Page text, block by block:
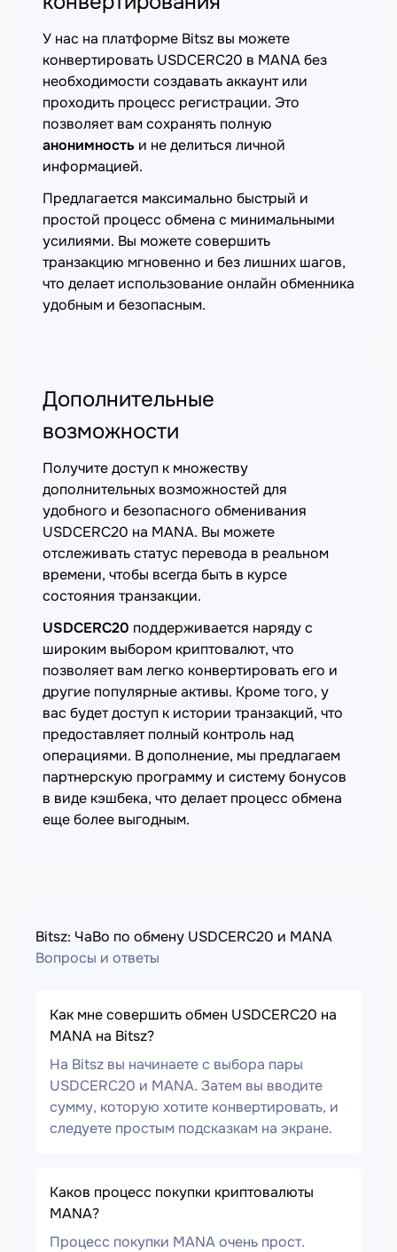
У нас на платформе Bitsz вы можете
конвертировать USDCERC20 в MANA без
необходимости создавать аккаунт или
проходить процесс регистрации. Это
позволяет вам сохранять полную
анонимность и не делиться личной
информацией.
Предлагается максимально быстрый и
простой процесс обмена с минимальными
усилиями. Вы можете совершить
транзакцию мгновенно и без лишних шагов,
что делает использование онлайн обменника
удобным и безопасным.
Дополнительные
возможности
Получите доступ к множеству
дополнительных возможностей для
удобного и безопасного обменивания
USDCERC20 на MANA. Вы можете
отслеживать статус перевода в реальном
времени, чтобы всегда быть в курсе
состояния транзакции.
USDCERC20 поддерживается наряду с
широким выбором криптовалют, что
позволяет вам легко конвертировать его и
другие популярные активы. Кроме того, у
вас будет доступ к истории транзакций, что
предоставляет полный контроль над
операциями. В дополнение, мы предлагаем
партнерскую программу и систему бонусов
в виде кэшбека, что делает процесс обмена
еще более выгодным.
Bitsz: ЧаВо по обмену USDCERC20 и MANA
Вопросы и ответы
Как мне совершить обмен USDCERC20 на
MANA на Bitsz?
На Bitsz вы начинаете с выбора пары
USDCERC20 и MANA. Затем вы вводите
сумму, которую хотите конвертировать, и
следуете простым подсказкам на экране.
Каков процесс покупки криптовалюты
MANA?
Процесс покупки MANA очень прост.